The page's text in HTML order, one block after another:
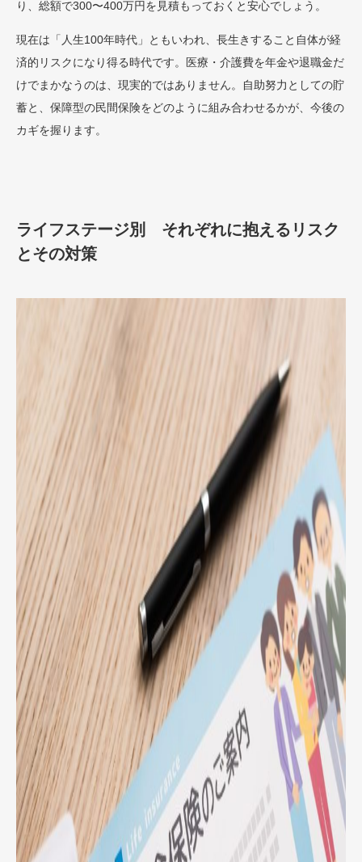
り、総額で300〜400万円を見積もっておくと安心でしょう。
現在は「人生100年時代」ともいわれ、長生きすること自体が経
済的リスクになり得る時代です。医療・介護費を年金や退職金だ
けでまかなうのは、現実的ではありません。自助努力としての貯
蓄と、保障型の民間保険をどのように組み合わせるかが、今後の
カギを握ります。
ライフステージ別 それぞれに抱えるリスク
とその対策